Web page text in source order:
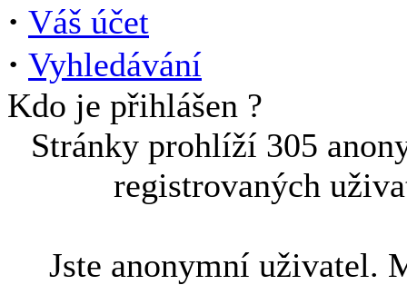
· Váš účet
· Vyhledávání
Kdo je přihlášen ?
Stránky prohlíží 305
registrovaných
Jste anonymní uživatel.